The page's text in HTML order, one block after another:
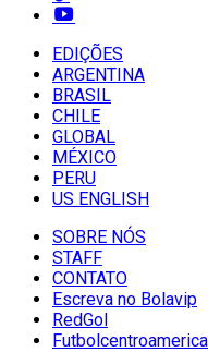
EDIÇÕES
ARGENTINA
BRASIL
CHILE
GLOBAL
MÉXICO
PERU
US ENGLISH
SOBRE NÓS
STAFF
CONTATO
Escreva no Bolavip
RedGol
Futbolcentroamerica